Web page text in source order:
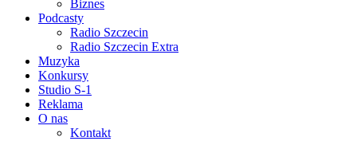
Biznes
Podcasty
Radio Szczecin
Radio Szczecin Extra
Muzyka
Konkursy
Studio S-1
Reklama
O nas
Kontakt